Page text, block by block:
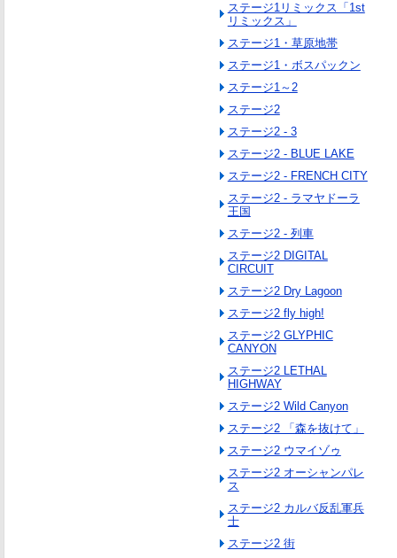
ステージ1リミックス「1st
リミックス」
ステージ1・草原地帯
ステージ1・ボスパックン
ステージ1～2
ステージ2
ステージ2 - 3
ステージ2 - BLUE LAKE
ステージ2 - FRENCH CITY
ステージ2 - ラマヤドーラ
王国
ステージ2 - 列車
ステージ2 DIGITAL
CIRCUIT
ステージ2 Dry Lagoon
ステージ2 fly high!
ステージ2 GLYPHIC
CANYON
ステージ2 LETHAL
HIGHWAY
ステージ2 Wild Canyon
ステージ2 「森を抜けて」
ステージ2 ウマイゾゥ
ステージ2 オーシャンパレ
ス
ステージ2 カルバ反乱軍兵
士
ステージ2 街